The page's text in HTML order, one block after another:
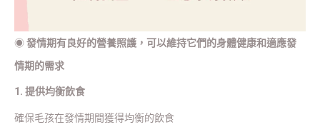
◉ 發情期有良好的營養照護，可以維持它們的身體健康和適應發
情期的需求
1. 提供均衡飲食
確保毛孩在發情期間獲得均衡的飲食